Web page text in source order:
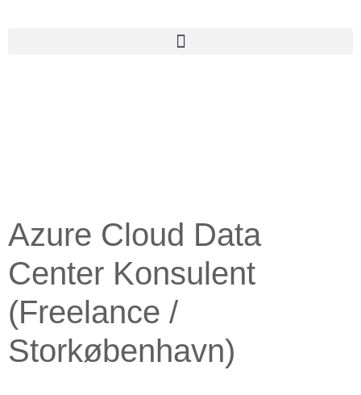
Azure Cloud Data
Center Konsulent
(Freelance /
Storkøbenhavn)